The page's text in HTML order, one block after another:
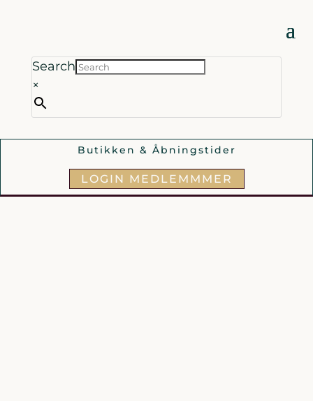
Search
×
Butikken & Åbningstider
LOGIN MEDLEMMMER